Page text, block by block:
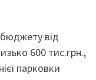
від
600 тис.грн.,
парковки